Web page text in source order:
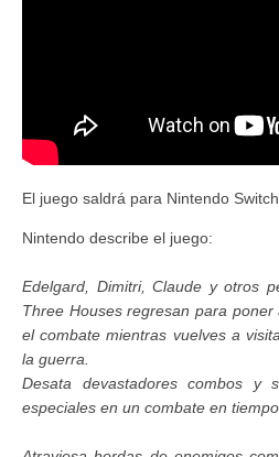
El juego saldrá para Nintendo
Nintendo describe el juego:
Edelgard, Dimitri, Claude y otros
Three Houses regresan para
el combate mientras vuelves a
la guerra.
Desata devastadores combos y
especiales en un combate en